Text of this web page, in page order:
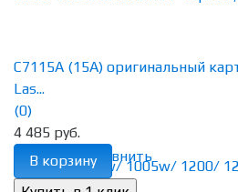
избранное сравнить
C7115A (15A) оригинальный
Las...
(0)
4 485 руб.
В корзину